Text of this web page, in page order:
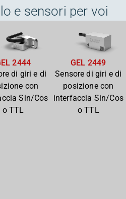
e sensori per voi
2444
di giri e di
con
Sin/Cos
o TTL
GEL 2449
Sensore di giri e di
posizione con
interfaccia Sin/Cos
o TTL